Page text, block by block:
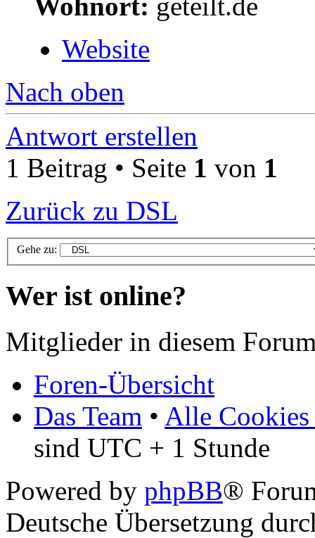
Website
Nach oben
Antwort erstellen
1 Beitrag • Seite 1 von 1
Zurück zu DSL
Gehe zu:
Wer ist online?
Mitglieder in diesem
Foren-Übersicht
Das Team • Alle Cookies
sind UTC + 1 Stunde
Powered by phpBB®
Deutsche Übersetzung